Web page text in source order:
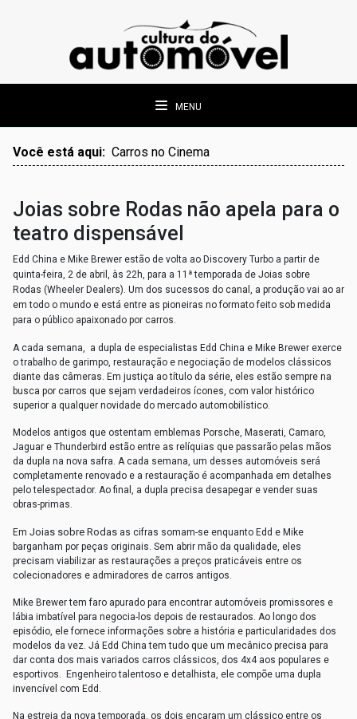
MENU
Você está aqui: Carros no Cinema
Joias sobre Rodas não apela para o
teatro dispensável
Edd China e Mike Brewer estão de volta ao Discovery Turbo a partir de
quinta-feira, 2 de abril, às 22h, para a 11ª temporada de Joias sobre
Rodas (Wheeler Dealers). Um dos sucessos do canal, a produção vai ao ar
em todo o mundo e está entre as pioneiras no formato feito sob medida
para o público apaixonado por carros.
A cada semana, a dupla de especialistas Edd China e Mike Brewer exerce
o trabalho de garimpo, restauração e negociação de modelos clássicos
diante das câmeras. Em justiça ao título da série, eles estão sempre na
busca por carros que sejam verdadeiros ícones, com valor histórico
superior a qualquer novidade do mercado automobilístico.
Modelos antigos que ostentam emblemas Porsche, Maserati, Camaro,
Jaguar e Thunderbird estão entre as relíquias que passarão pelas mãos
da dupla na nova safra. A cada semana, um desses automóveis será
completamente renovado e a restauração é acompanhada em detalhes
pelo telespectador. Ao final, a dupla precisa desapegar e vender suas
obras-primas.
Em Joias sobre Rodas as cifras somam-se enquanto Edd e Mike
barganham por peças originais. Sem abrir mão da qualidade, eles
precisam viabilizar as restaurações a preços praticáveis entre os
colecionadores e admiradores de carros antigos.
Mike Brewer tem faro apurado para encontrar automóveis promissores e
lábia imbatível para negocia-los depois de restaurados. Ao longo dos
episódio, ele fornece informações sobre a história e particularidades dos
modelos da vez. Já Edd China tem tudo que um mecânico precisa para
dar conta dos mais variados carros clássicos, dos 4x4 aos populares e
esportivos. Engenheiro talentoso e detalhista, ele compõe uma dupla
invencível com Edd.
Na estreia da nova temporada, os dois encaram um clássico entre os